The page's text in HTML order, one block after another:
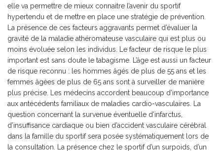
elle va permettre de mieux connaitre l’avenir du sportif
hypertendu et de mettre en place une stratégie de prévention.
La présence de ces facteurs aggravants permet d’évaluer la
gravité de la maladie athéromateuse vasculaire qui est plus ou
moins évoluée selon les individus. Le facteur de risque le plus
important est sans doute le tabagisme. L’âge est aussi un facteur
de risque reconnu : les hommes âgés de plus de 55 ans et les
femmes âgées de plus de 65 ans sont à surveiller de manière
plus précise. Les médecins accordent beaucoup d’importance
aux antécédents familiaux de maladies cardio-vasculaires. La
question concernant la survenue éventuelle d’infarctus,
d’insuffisance cardiaque ou bien d’accident vasculaire cérébral
dans la famille du sportif sera posée systématiquement lors de
la consultation. La présence chez le sportif d’un surpoids, d’un